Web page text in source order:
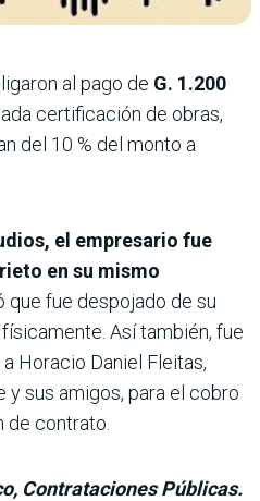
al pago de G. 1.200
certificación de obras,
del 10 % del monto a
el empresario fue
en su mismo
que fue despojado de su
Así también, fue
Horacio Daniel Fleitas,
sus amigos, para el cobro
de contrato.
Contrataciones Públicas.